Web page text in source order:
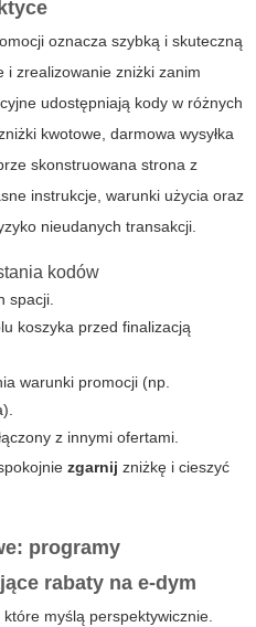
oznacza szybką i skuteczną
i zrealizowanie zniżki zanim
udostępniają kody w różnych
kwotowe, darmowa wysyłka
skonstruowana strona z
instrukcje, warunki użycia oraz
nieudanych transakcji.
kodów
spacji.
koszyka przed finalizacją
warunki promocji (np.
z innymi ofertami.
zgarnij zniżkę i cieszyć
programy
rabaty na e-dym
myślą perspektywicznie.